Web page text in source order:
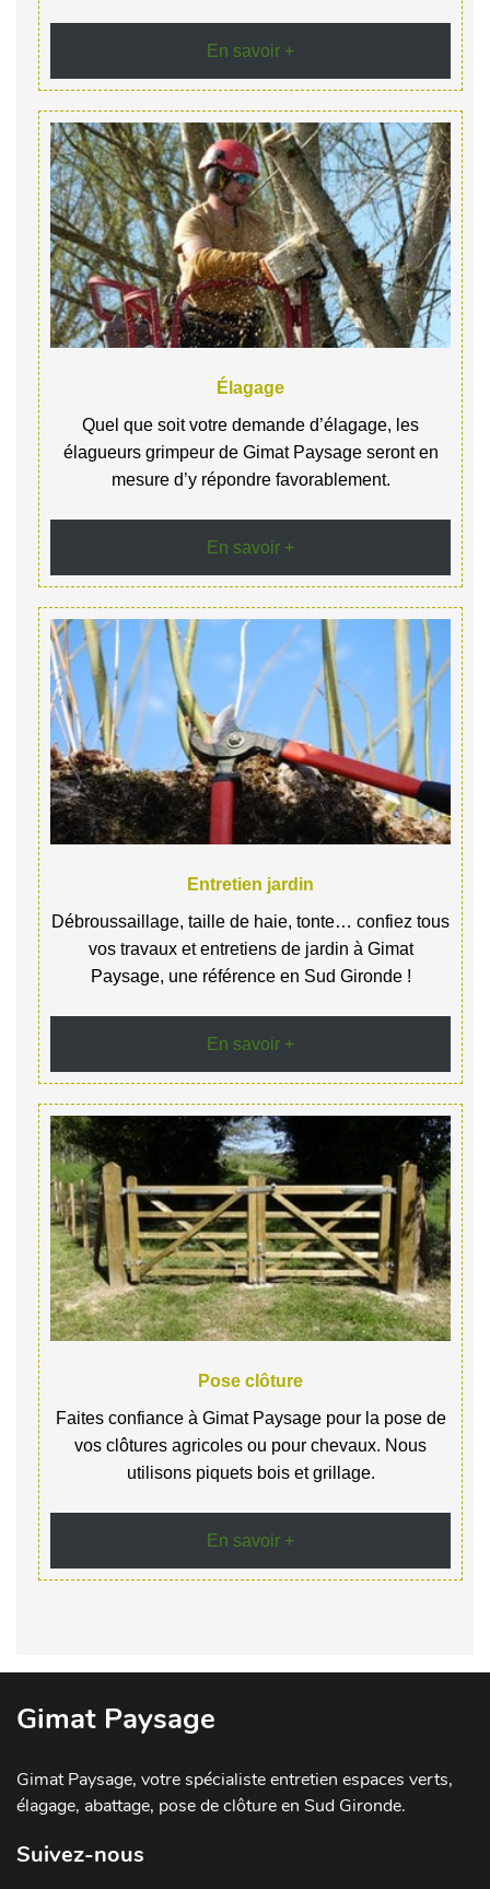
En savoir +
Élagage
Quel que soit votre demande d’élagage, les
élagueurs grimpeur de Gimat Paysage seront en
mesure d’y répondre favorablement.
En savoir +
Entretien jardin
Débroussaillage, taille de haie, tonte… confiez tous
vos travaux et entretiens de jardin à Gimat
Paysage, une référence en Sud Gironde !
En savoir +
Pose clôture
Faites confiance à Gimat Paysage pour la pose de
vos clôtures agricoles ou pour chevaux. Nous
utilisons piquets bois et grillage.
En savoir +
Gimat Paysage
Gimat Paysage, votre spécialiste entretien espaces verts,
élagage, abattage, pose de clôture en Sud Gironde.
Suivez-nous